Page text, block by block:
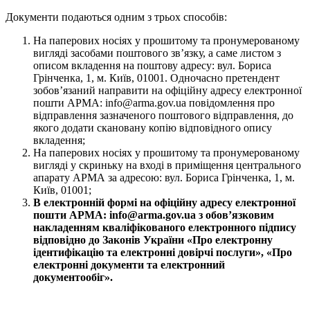
Документи подаються одним з трьох способів:
На паперових носіях у прошитому та пронумерованому
вигляді засобами поштового зв’язку, а саме листом з
описом вкладення на поштову адресу: вул. Бориса
Грінченка, 1, м. Київ, 01001. Одночасно претендент
зобов’язаний направити на офіційну адресу електронної
пошти АРМА: info@arma.gov.ua повідомлення про
відправлення зазначеного поштового відправлення, до
якого додати скановану копію відповідного опису
вкладення;
На паперових носіях у прошитому та пронумерованому
вигляді у скриньку на вході в приміщення центрального
апарату АРМА за адресою: вул. Бориса Грінченка, 1, м.
Київ, 01001;
В електронній формі на офіційну адресу електронної
пошти АРМА: info@arma.gov.ua з обов’язковим
накладенням кваліфікованого електронного підпису
відповідно до Законів України «Про електронну
ідентифікацію та електронні довірчі послуги», «Про
електронні документи та електронний
документообіг».